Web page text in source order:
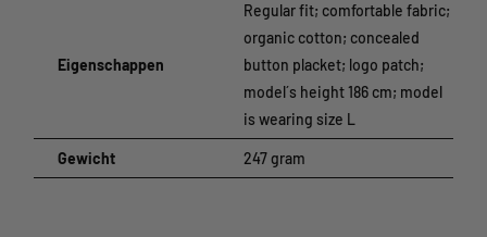
Eigenschappen
Regular fit; comfortable fabric;
organic cotton; concealed
button placket; logo patch;
model´s height 186 cm; model
is wearing size L
Gewicht 247 gram